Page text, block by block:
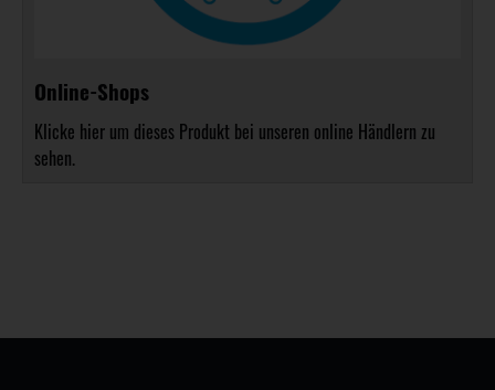
Online-Shops
Klicke hier um dieses Produkt bei unseren online Händlern zu
sehen.